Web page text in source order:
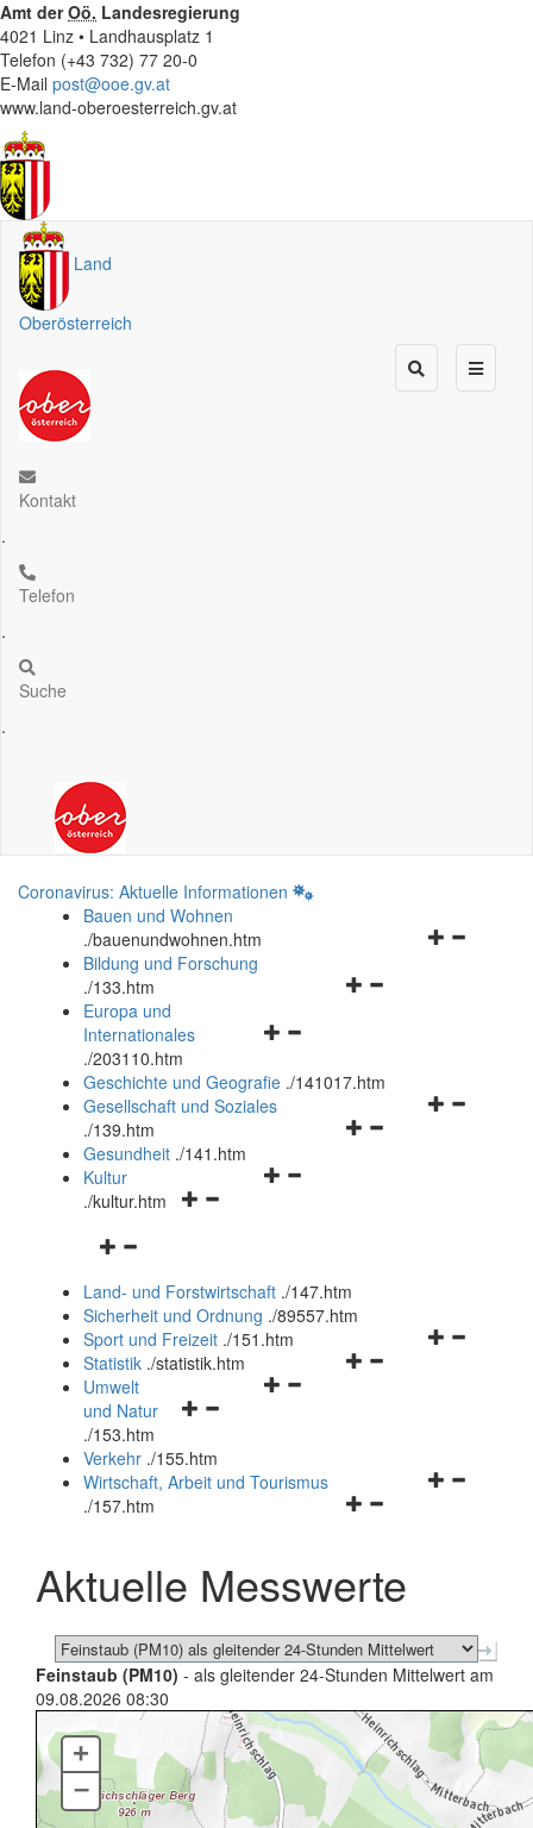
Amt derOö. Landesregierung
4021 Linz • Landhausplatz 1
Telefon (+43 732) 77 20-0
E-Mail post@ooe.gv.at
www.land-oberoesterreich.gv.at
Land
Oberösterreich
Kontakt
.
Telefon
.
Suche
.
Coronavirus: Aktuelle Informationen
Bauen und Wohnen
./bauenundwohnen.htm
Navigationsmenü
Bildung und Forschung
./133.htm
Navigationsmenü
und
schließen
Europa und
Internationales
./203110.htm
Geschichte und Geografie ./141017.htm
Navigationsmenü
Gesellschaft und Soziales
./139.htm
Navigationsmenü
Gesundheit ./141.htm
Navigationsmenü
Kultur
./kultur.htm
Navigationsmenü
und
schließen
Land- und Forstwirtschaft ./147.htm
Sicherheit und Ordnung ./89557.htm
Navigationsmenü
Sport und Freizeit ./151.htm
Navigationsmenü
Statistik ./statistik.htm
Navigationsmenü
und
schließen
Umwelt
und Natur
./153.htm
Verkehr ./155.htm
Navigationsmenü
schließen
Wirtschaft, Arbeit und Tourismus
./157.htm
Aktuelle Messwerte
Feinstaub (PM10) - als gleitender 24-Stunden Mittelwert am
09.08.2026 08:30
+
–